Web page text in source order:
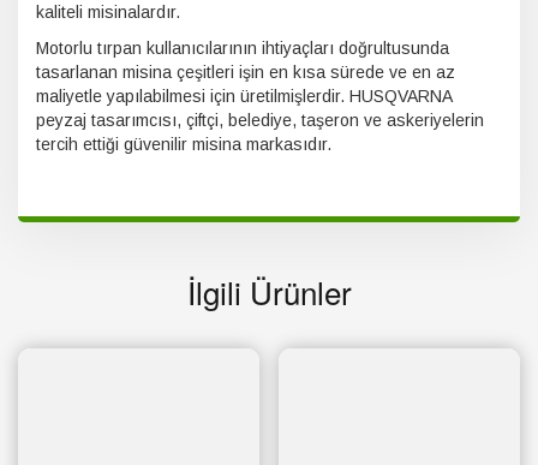
kaliteli misinalardır.
Motorlu tırpan kullanıcılarının ihtiyaçları doğrultusunda
tasarlanan misina çeşitleri işin en kısa sürede ve en az
maliyetle yapılabilmesi için üretilmişlerdir. HUSQVARNA
peyzaj tasarımcısı, çiftçi, belediye, taşeron ve askeriyelerin
tercih ettiği güvenilir misina markasıdır.
İlgili Ürünler